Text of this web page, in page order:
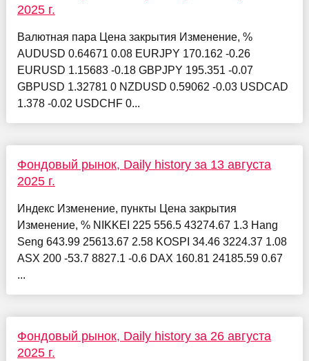
2025 г.
Валютная пара Цена закрытия Изменение, %
AUDUSD 0.64671 0.08 EURJPY 170.162 -0.26
EURUSD 1.15683 -0.18 GBPJPY 195.351 -0.07
GBPUSD 1.32781 0 NZDUSD 0.59062 -0.03 USDCAD
1.378 -0.02 USDCHF 0...
Фондовый рынок, Daily history за 13 августа
2025 г.
Индекс Изменение, пункты Цена закрытия
Изменение, % NIKKEI 225 556.5 43274.67 1.3 Hang
Seng 643.99 25613.67 2.58 KOSPI 34.46 3224.37 1.08
ASX 200 -53.7 8827.1 -0.6 DAX 160.81 24185.59 0.67
...
Фондовый рынок, Daily history за 26 августа
2025 г.